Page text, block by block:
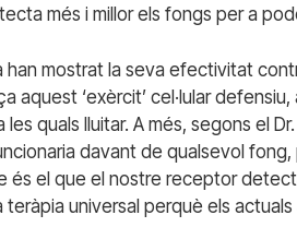
més i millor els fongs per a
han mostrat la seva efectivitat
aquest ‘exèrcit’ cel·lular
quals lluitar. A més, segons el
davant de qualsevol
és el que el nostre receptor
teràpia universal perquè els